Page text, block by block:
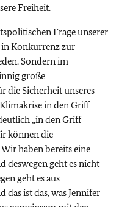
Freiheit.
Frage unserer
Konkurrenz zur
Sondern im
große
die Sicherheit unseres
in den Griff
„in den Griff
können die
haben bereits eine
deswegen geht es nicht
geht es aus
ist das, was Jennifer